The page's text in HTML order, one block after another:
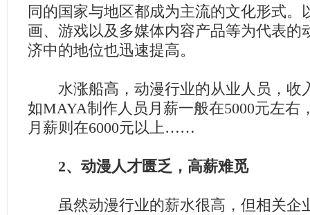
同的国家与地区都成为主流的文化形式。
画、游戏以及多媒体内容产品等为代表的
济中的地位也迅速提高。
水涨船高，动漫行业的从业人员，收
如MAYA制作人员月薪一般在5000元左右
月薪则在6000元以上……
2、动漫人才匮乏，高薪难觅
虽然动漫行业的薪水很高，但相关企